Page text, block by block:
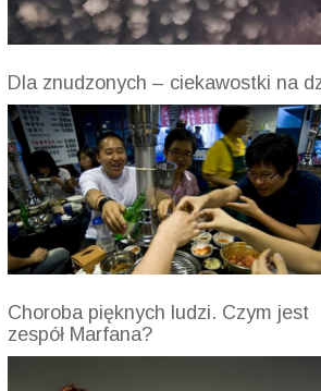
Dla znudzonych – ciekawostki na
Choroba pięknych ludzi. Czym jest
zespół Marfana?